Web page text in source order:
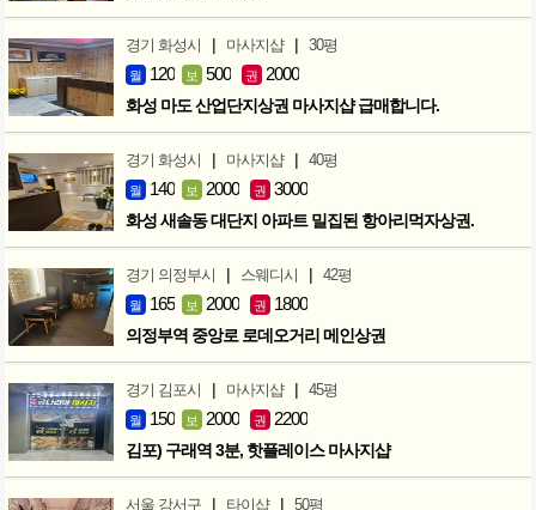
경기 화성시 | 마사지샵 | 30평
월 120 보 500 권 2000
화성 마도 산업단지상권 마사지샵 급매합니다.
경기 화성시 | 마사지샵 | 40평
월 140 보 2000 권 3000
화성 새솔동 대단지 아파트 밀집된 항아리먹자상권.
경기 의정부시 | 스웨디시 | 42평
월 165 보 2000 권 1800
의정부역 중앙로 로데오거리 메인상권
경기 김포시 | 마사지샵 | 45평
월 150 보 2000 권 2200
김포) 구래역 3분, 핫플레이스 마사지샵
서울 강서구 | 타이샵 | 50평